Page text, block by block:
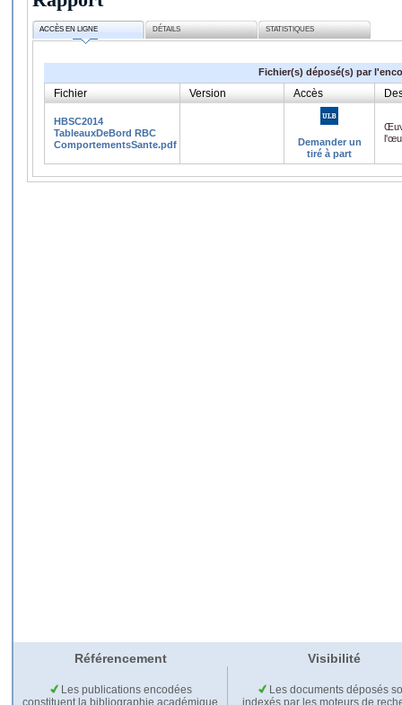
ACCÈS EN LIGNE DÉTAILS STATISTIQUES
Fichier(s) déposé(s) par
Fichier Version Accès
HBSC2014
TableauxDeBord RBC
ComportementsSante.pdf
Demander un
tiré à part
Référencement Visibilité
Les publications encodées
Les documents déposés